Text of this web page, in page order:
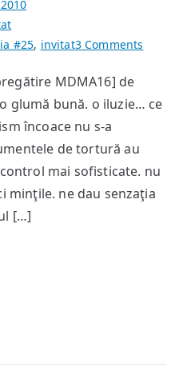
#25, invitat3 Comments
MDMA16] de
glumă bună. o iluzie… ce
încoace nu s-a
de tortură au
mai sofisticate. nu
minţile. ne dau senzaţia
[…]